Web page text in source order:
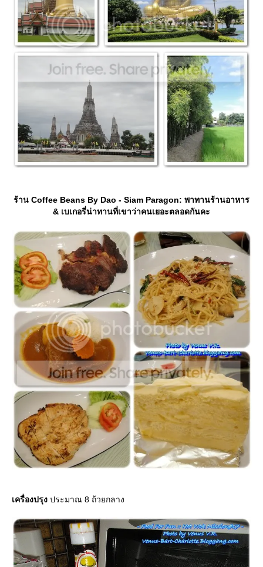
ร้าน Coffee Beans By Dao - Siam Paragon: พาทานร้านอาหาร
& เบเกอรี่น่าทานที่เขาว่าคนเยอะตลอดกันคะ
เครื่องปรุง ประมาณ 8 ถ้วยกลาง